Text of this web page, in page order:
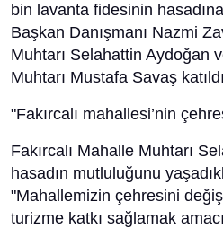
bin lavanta fidesinin
Başkan Danışmanı Nazmi
Muhtarı Selahattin Aydoğan
Muhtarı Mustafa Savaş
"Fakırcalı mahallesi’nin
Fakırcalı Mahalle Muhtarı
hasadın mutluluğunu
"Mahallemizin çehresini
turizme katkı sağlamak